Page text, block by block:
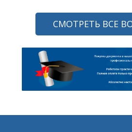
СМОТРЕТЬ ВСЕ